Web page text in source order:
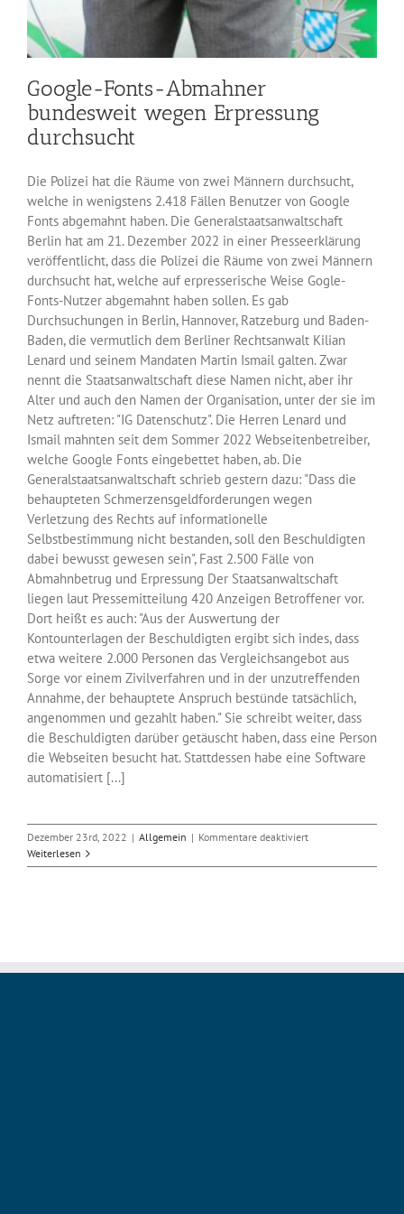
Google-Fonts-Abmahner
bundesweit wegen Erpressung
durchsucht
Die Polizei hat die Räume von zwei Männern durchsucht,
welche in wenigstens 2.418 Fällen Benutzer von Google
Fonts abgemahnt haben. Die Generalstaatsanwaltschaft
Berlin hat am 21. Dezember 2022 in einer Presseerklärung
veröffentlicht, dass die Polizei die Räume von zwei Männern
durchsucht hat, welche auf erpresserische Weise Gogle-
Fonts-Nutzer abgemahnt haben sollen. Es gab
Durchsuchungen in Berlin, Hannover, Ratzeburg und Baden-
Baden, die vermutlich dem Berliner Rechtsanwalt Kilian
Lenard und seinem Mandaten Martin Ismail galten. Zwar
nennt die Staatsanwaltschaft diese Namen nicht, aber ihr
Alter und auch den Namen der Organisation, unter der sie im
Netz auftreten: "IG Datenschutz". Die Herren Lenard und
Ismail mahnten seit dem Sommer 2022 Webseitenbetreiber,
welche Google Fonts eingebettet haben, ab. Die
Generalstaatsanwaltschaft schrieb gestern dazu: "Dass die
behaupteten Schmerzensgeldforderungen wegen
Verletzung des Rechts auf informationelle
Selbstbestimmung nicht bestanden, soll den Beschuldigten
dabei bewusst gewesen sein", Fast 2.500 Fälle von
Abmahnbetrug und Erpressung Der Staatsanwaltschaft
liegen laut Pressemitteilung 420 Anzeigen Betroffener vor.
Dort heißt es auch: "Aus der Auswertung der
Kontounterlagen der Beschuldigten ergibt sich indes, dass
etwa weitere 2.000 Personen das Vergleichsangebot aus
Sorge vor einem Zivilverfahren und in der unzutreffenden
Annahme, der behauptete Anspruch bestünde tatsächlich,
angenommen und gezahlt haben." Sie schreibt weiter, dass
die Beschuldigten darüber getäuscht haben, dass eine Person
die Webseiten besucht hat. Stattdessen habe eine Software
automatisiert [...]
Dezember 23rd, 2022 | Allgemein | Kommentare deaktiviertfür
Fonts-
Weiterlesen